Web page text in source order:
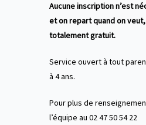
Aucune inscription n’est
et on repart quand on
totalement gratuit.
Service ouvert à tout
à 4 ans.
Pour plus de
l’équipe au 02 47 50 54 22